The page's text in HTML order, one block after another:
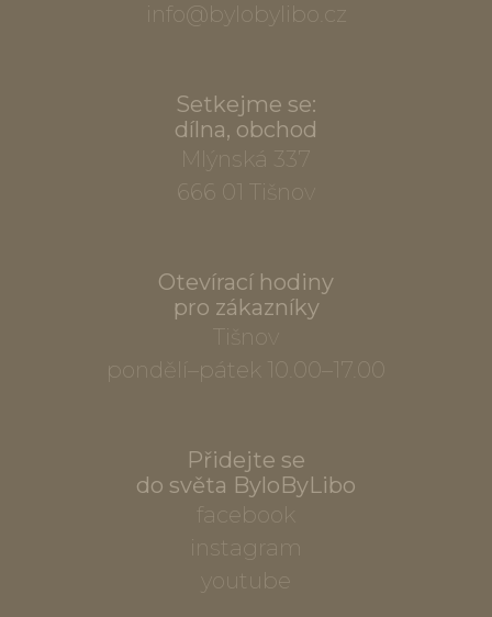
info@bylobylibo.cz
Setkejme se:
dílna, obchod
Mlýnská 337
666 01 Tišnov
Otevírací hodiny
pro zákazníky
Tišnov
pondělí–pátek 10.00–17.00
Přidejte se
do světa ByloByLibo
facebook
instagram
youtube